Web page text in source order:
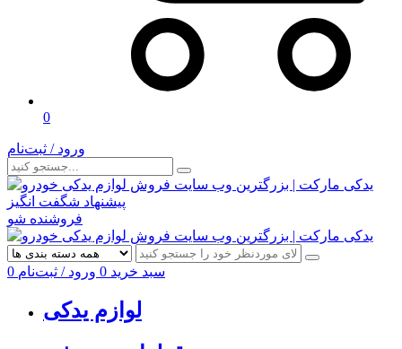
0
ورود / ثبت‌نام
پیشنهاد شگفت انگیز
فروشنده شو
0 سبد خرید 0 ورود / ثبت‌نام
لوازم یدکی